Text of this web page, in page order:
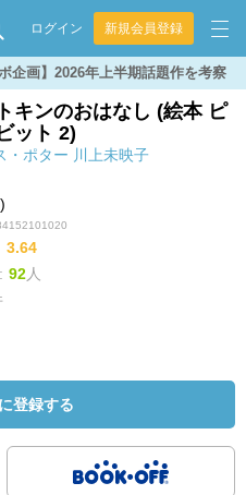
ログイン 新規会員登録
企画】2026年上半期話題作を考察
キンのおはなし (絵本 ピ
ット 2)
・ポター 川上未映子
3.64
92人
登録する